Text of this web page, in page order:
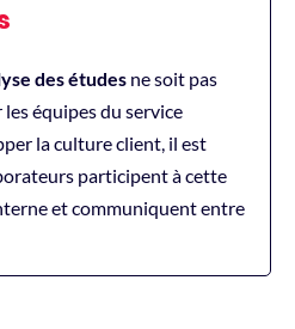
des études ne soit pas
équipes du service
la culture client, il est
participent à cette
et communiquent entre